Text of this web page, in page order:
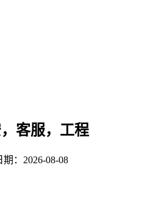
客服，工程
：2026-08-08